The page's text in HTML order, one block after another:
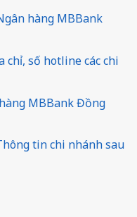
hàng MBBank
chỉ, số hotline các chi
MBBank Đồng
tin chi nhánh sau